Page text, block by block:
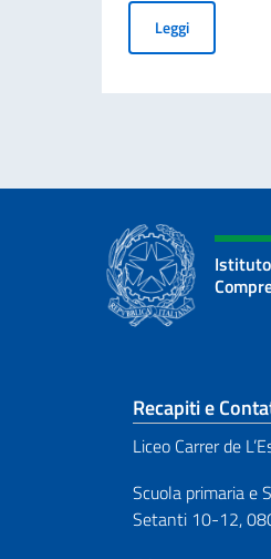
LeggiAyudas
Recapiti e
Liceo Carrer de
Scuola primaria e
Setanti 10-12,